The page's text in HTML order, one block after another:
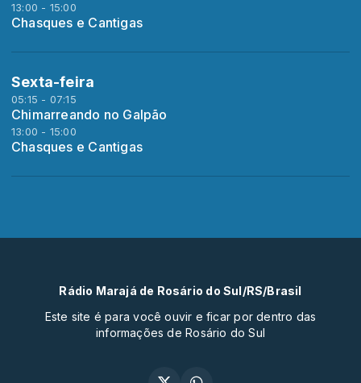
13:00 - 15:00
Chasques e Cantigas
Sexta-feira
05:15 - 07:15
Chimarreando no Galpão
13:00 - 15:00
Chasques e Cantigas
Rádio Marajá de Rosário do Sul/RS/Brasil
Este site é para você ouvir e ficar por dentro das
informações de Rosário do Sul